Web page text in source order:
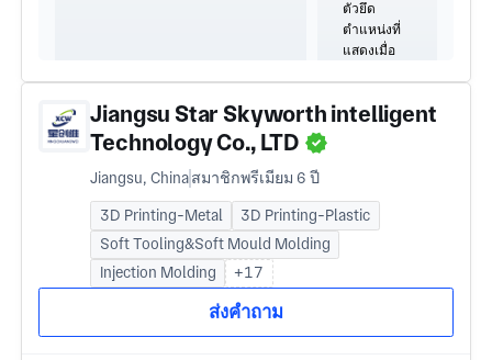
Jiangsu Star Skyworth intelligent
Technology Co., LTD
Jiangsu, Chinaสมาชิกพรีเมียม 6 ปี
3D Printing-Metal
3D Printing-Plastic
Soft Tooling&Soft Mould Molding
Injection Molding
+17
ส่งคำถาม